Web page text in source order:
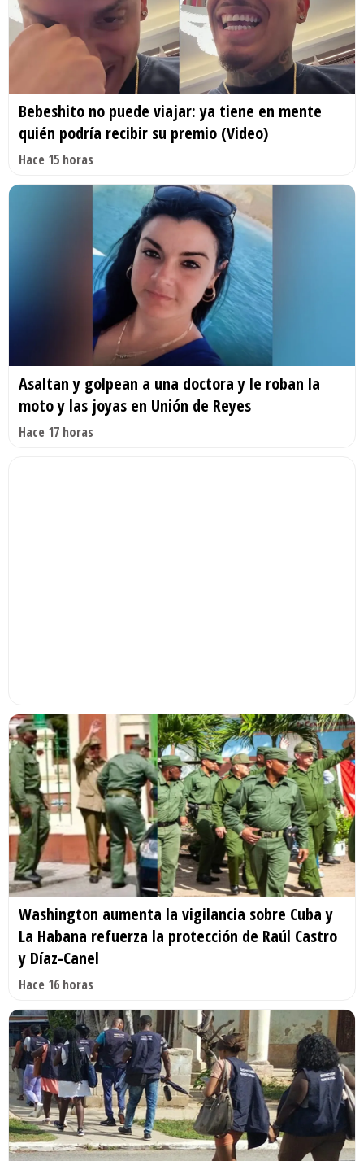
Bebeshito no puede viajar: ya tiene en mente
quién podría recibir su premio (Video)
Hace 15 horas
Asaltan y golpean a una doctora y le roban la
moto y las joyas en Unión de Reyes
Hace 17 horas
Washington aumenta la vigilancia sobre Cuba y
La Habana refuerza la protección de Raúl Castro
y Díaz-Canel
Hace 16 horas